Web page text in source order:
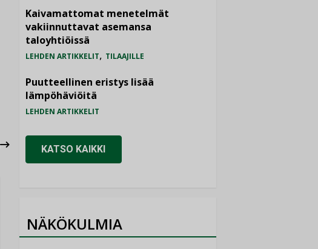
Kaivamattomat menetelmät
vakiinnuttavat asemansa
taloyhtiöissä
LEHDEN ARTIKKELIT, TILAAJILLE
Puutteellinen eristys lisää
lämpöhäviöitä
LEHDEN ARTIKKELIT
KATSO KAIKKI
NÄKÖKULMIA